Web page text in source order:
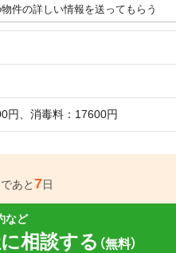
物件の詳しい情報を送ってもらう
円、消毒料：17600円
あと7日
など
相談する （無料）